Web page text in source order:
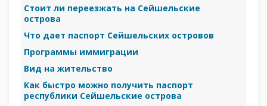
Стоит ли переезжать на Сейшельские
острова
Что дает паспорт Сейшельских островов
Программы иммиграции
Вид на жительство
Как быстро можно получить паспорт
республики Сейшельские острова